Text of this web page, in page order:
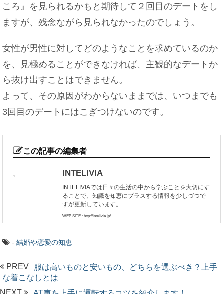
ころ』を見られるかもと期待して２回目のデートをし
ますが、残念ながら見られなかったのでしょう。
女性が男性に対してどのようなことを求めているのか
を、見極めることができなければ、主観的なデートか
ら抜け出すことはできません。
よって、その原因がわからないままでは、いつまでも
3回目のデートにはこぎつけないのです。
この記事の編集者
INTELIVIA
INTELIVIAでは日々の生活の中から学ぶことを大切にす
ることで、知識を知恵にプラスする情報を少しづつで
すが更新しています。
WEB SITE : http://intelivia.jp/
- 結婚や恋愛の知恵
PREV
服は高いものと安いもの、どちらを選ぶべき？上手
な着こなしとは
NEXT